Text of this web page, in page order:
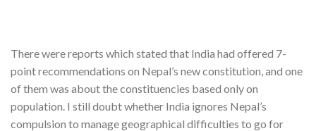
There were reports which stated that India had offered 7-
point recommendations on Nepal’s new constitution, and one
of them was about the constituencies based only on
population. I still doubt whether India ignores Nepal’s
compulsion to manage geographical difficulties to go for